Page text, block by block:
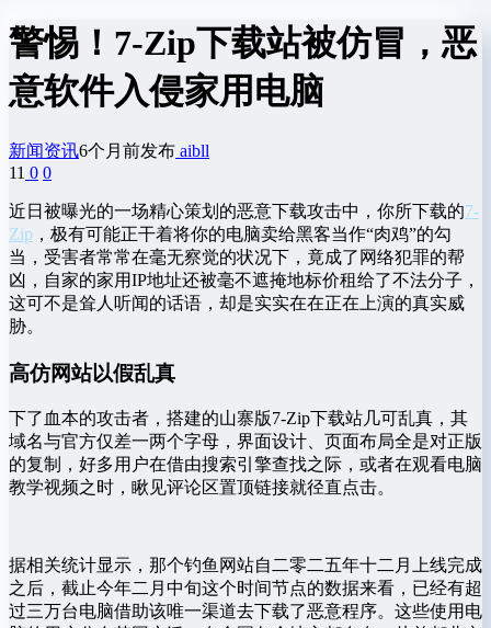
警惕！7-Zip下载站被仿冒，恶
意软件入侵家用电脑
新闻资讯6个月前发布 aibll
11 0 0
近日被曝光的一场精心策划的恶意下载攻击中，你所下载的7-
Zip ，极有可能正干着将你的电脑卖给黑客当作“肉鸡”的勾
当，受害者常常在毫无察觉的状况下，竟成了网络犯罪的帮
凶，自家的家用IP地址还被毫不遮掩地标价租给了不法分子，
这可不是耸人听闻的话语，却是实实在在正在上演的真实威
胁。
高仿网站以假乱真
下了血本的攻击者，搭建的山寨版7-Zip下载站几可乱真，其
域名与官方仅差一两个字母，界面设计、页面布局全是对正版
的复制，好多用户在借由搜索引擎查找之际，或者在观看电脑
教学视频之时，瞅见评论区置顶链接就径直点击。
据相关统计显示，那个钓鱼网站自二零二五年十二月上线完成
之后，截止今年二月中旬这个时间节点的数据来看，已经有超
过三万台电脑借助该唯一渠道去下载了恶意程序。这些使用电